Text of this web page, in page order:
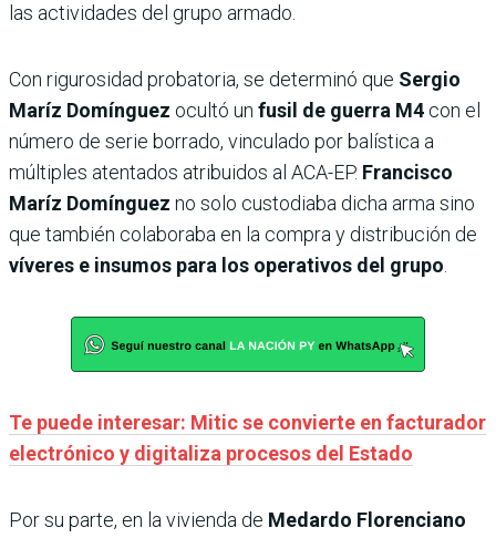
las actividades del grupo armado.
Con rigurosidad probatoria, se determinó que Sergio
Maríz Domínguez ocultó un fusil de guerra M4 con el
número de serie borrado, vinculado por balística a
múltiples atentados atribuidos al ACA-EP. Francisco
Maríz Domínguez no solo custodiaba dicha arma sino
que también colaboraba en la compra y distribución de
víveres e insumos para los operativos del grupo.
Te puede interesar: Mitic se convierte en facturador
electrónico y digitaliza procesos del Estado
Por su parte, en la vivienda de Medardo Florenciano